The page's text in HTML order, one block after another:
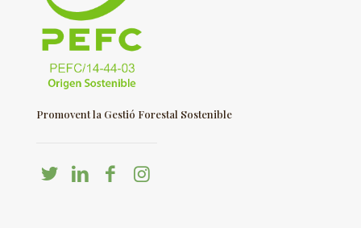
Promovent la Gestió Forestal Sostenible